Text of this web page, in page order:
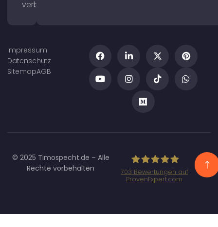
verbessern
Impressum
Datenschutz
SitemapAGB
© 2025 Timospecht.de – Alle
Rechte vorbehalten
Marketing GmbH
703 Bewertungen auf
ProvenExpert.com